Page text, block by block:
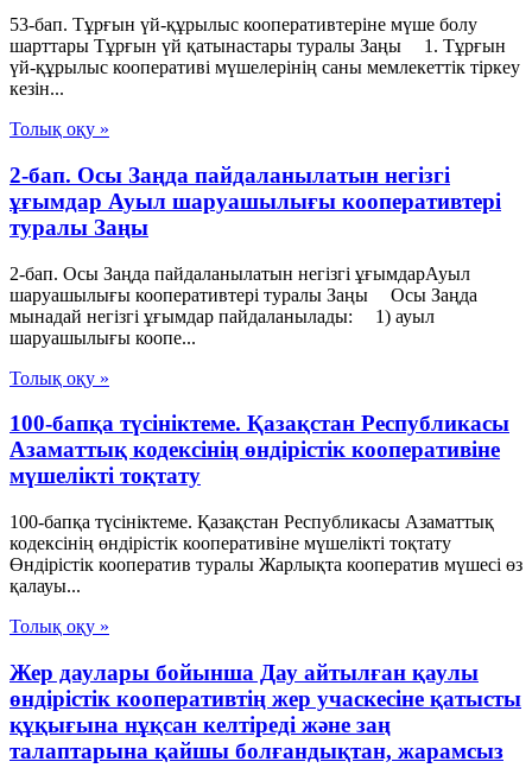
53-бап. Тұрғын үй-құрылыс кооперативтеріне мүше болу
шарттары Тұрғын үй қатынастары туралы Заңы 1. Тұрғын
үй-құрылыс кооперативі мүшелерінің саны мемлекеттік тіркеу
кезін...
Толық оқу »
2-бап. Осы Заңда пайдаланылатын негiзгi
ұғымдар Ауыл шаруашылығы кооперативтері
туралы Заңы
2-бап. Осы Заңда пайдаланылатын негiзгi ұғымдарАуыл
шаруашылығы кооперативтері туралы Заңы Осы Заңда
мынадай негізгі ұғымдар пайдаланылады: 1) ауыл
шаруашылығы коопе...
Толық оқу »
100-бапқа түсініктеме. Қазақстан Республикасы
Азаматтық кодексінің өндірістік кооперативіне
мүшелікті тоқтату
100-бапқа түсініктеме. Қазақстан Республикасы Азаматтық
кодексінің өндірістік кооперативіне мүшелікті тоқтату
Өндірістік кооператив туралы Жарлықта кооператив мүшесі өз
қалауы...
Толық оқу »
Жер даулары бойынша Дау айтылған қаулы
өндірістік кооперативтің жер учаскесіне қатысты
құқығына нұқсан келтіреді және заң
талаптарына қайшы болғандықтан, жарамсыз